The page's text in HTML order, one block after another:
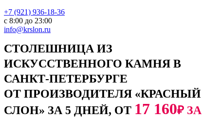
+7 (921) 936-18-36
с 8:00 до 23:00
info@krslon.ru
СТОЛЕШНИЦА ИЗ
ИСКУССТВЕННОГО КАМНЯ В
САНКТ-ПЕТЕРБУРГЕ
ОТ ПРОИЗВОДИТЕЛЯ «КРАСНЫЙ
СЛОН» ЗА 5 ДНЕЙ, ОТ 17 160₽ ЗА